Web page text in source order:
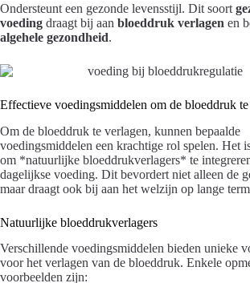
Ondersteunt een gezonde levensstijl. Dit soort
voeding draagt bij aan bloeddruk verlagen en
algehele gezondheid.
Effectieve voedingsmiddelen om de bloeddruk
Om de bloeddruk te verlagen, kunnen bepaalde
voedingsmiddelen een krachtige rol spelen. Het
om *natuurlijke bloeddrukverlagers* te
dagelijkse voeding. Dit bevordert niet alleen de
maar draagt ook bij aan het welzijn op lange
Natuurlijke bloeddrukverlagers
Verschillende voedingsmiddelen bieden unieke
voor het verlagen van de bloeddruk. Enkele
voorbeelden zijn: